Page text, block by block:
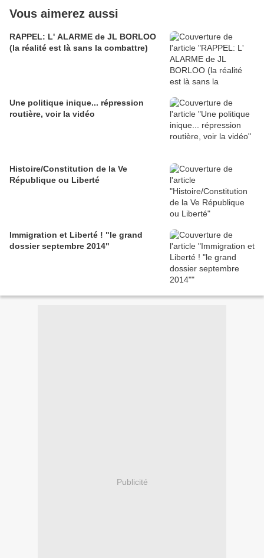
Vous aimerez aussi
RAPPEL: L' ALARME de JL BORLOO
(la réalité est là sans la combattre)
Une politique inique... répression
routière, voir la vidéo
Histoire/Constitution de la Ve
République ou Liberté
Immigration et Liberté ! "le grand
dossier septembre 2014"
Publicité